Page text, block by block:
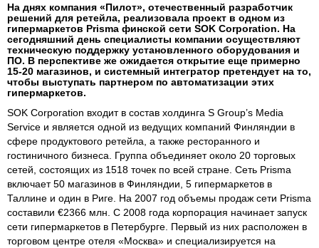
На днях компания «Пилот», отечественный разработчик
решений для ретейла, реализовала проект в одном из
гипермаркетов Prisma финской сети SOK Corporation. На
сегодняшний день специалисты компании осуществляют
техническую поддержку установленного оборудования и
ПО. В перспективе же ожидается открытие еще примерно
15-20 магазинов, и системный интегратор претендует на то,
чтобы выступать партнером по автоматизации этих
гипермаркетов.
SOK Corporation входит в состав холдинга S Group’s Media
Service и является одной из ведущих компаний Финляндии в
сфере продуктового ретейла, а также ресторанного и
гостиничного бизнеса. Группа объединяет около 20 торговых
сетей, состоящих из 1518 точек по всей стране. Сеть Prisma
включает 50 магазинов в Финляндии, 5 гипермаркетов в
Таллине и один в Риге. На 2007 год объемы продаж сети Prisma
составили €2366 млн. С 2008 года корпорация начинает запуск
сети гипермаркетов в Петербурге. Первый из них расположен в
торговом центре отеля «Москва» и специализируется на